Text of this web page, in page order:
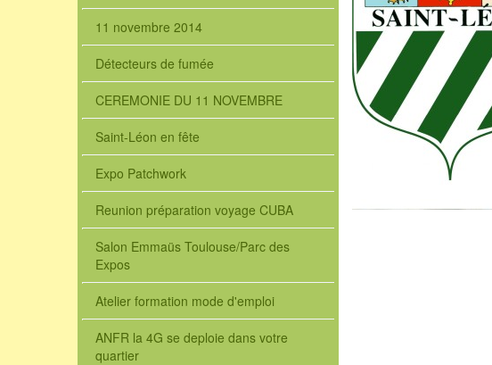
11 novembre 2014
Détecteurs de fumée
CEREMONIE DU 11 NOVEMBRE
Saint-Léon en fête
Expo Patchwork
Reunion préparation voyage CUBA
Salon Emmaüs Toulouse/Parc des
Expos
Atelier formation mode d'emploi
ANFR la 4G se deploie dans votre
quartier